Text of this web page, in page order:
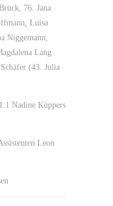
76. Jana
Luisa
Niggemann,
Lang
(43. Julia
Nadine Küppers
Leon